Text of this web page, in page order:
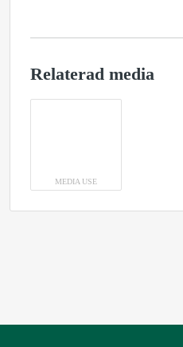
Relaterad media
MEDIA USE